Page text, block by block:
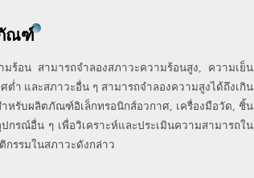
ณฑ์
ร้อน สามารถจำลองสภาวะความร้อนสูง, ความเย็น
ต่ำ และสภาวะอื่น ๆ สามารถจำลองความสูงได้ถึงเกิน
ำหรับผลิตภัณฑ์อิเล็กทรอนิกส์อวกาศ, เครื่องมือวัด, ชิ้น
กรณ์อื่น ๆ เพื่อวิเคราะห์และประเมินความสามารถใน
กรรมในสภาวะดังกล่าว